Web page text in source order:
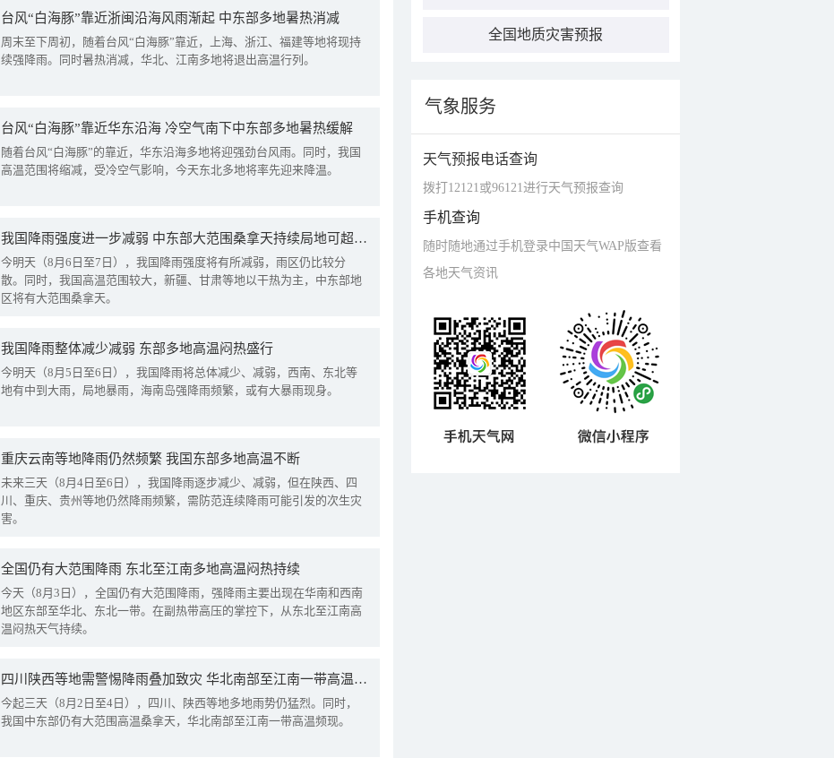
台风“白海豚”靠近浙闽沿海风雨渐起 中东部多地暑热消减
周末至下周初，随着台风“白海豚”靠近，上海、浙江、福建等地将现持
续强降雨。同时暑热消减，华北、江南多地将退出高温行列。
台风“白海豚”靠近华东沿海 冷空气南下中东部多地暑热缓解
随着台风“白海豚”的靠近，华东沿海多地将迎强劲台风雨。同时，我国
高温范围将缩减，受冷空气影响，今天东北多地将率先迎来降温。
我国降雨强度进一步减弱 中东部大范围桑拿天持续局地可超38℃
今明天（8月6日至7日），我国降雨强度将有所减弱，雨区仍比较分
散。同时，我国高温范围较大，新疆、甘肃等地以干热为主，中东部地
区将有大范围桑拿天。
我国降雨整体减少减弱 东部多地高温闷热盛行
今明天（8月5日至6日），我国降雨将总体减少、减弱，西南、东北等
地有中到大雨，局地暴雨，海南岛强降雨频繁，或有大暴雨现身。
重庆云南等地降雨仍然频繁 我国东部多地高温不断
未来三天（8月4日至6日），我国降雨逐步减少、减弱，但在陕西、四
川、重庆、贵州等地仍然降雨频繁，需防范连续降雨可能引发的次生灾
害。
全国仍有大范围降雨 东北至江南多地高温闷热持续
今天（8月3日），全国仍有大范围降雨，强降雨主要出现在华南和西南
地区东部至华北、东北一带。在副热带高压的掌控下，从东北至江南高
温闷热天气持续。
四川陕西等地需警惕降雨叠加致灾 华北南部至江南一带高温频现
今起三天（8月2日至4日），四川、陕西等地多地雨势仍猛烈。同时，
我国中东部仍有大范围高温桑拿天，华北南部至江南一带高温频现。
全国地质灾害预报
气象服务
天气预报电话查询
拨打12121或96121进行天气预报查询
手机查询
随时随地通过手机登录中国天气WAP版查看
各地天气资讯